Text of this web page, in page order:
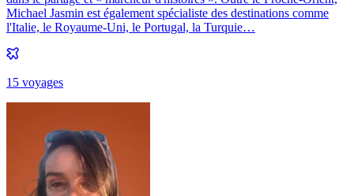
Michael Jasmin est également spécialiste des destinations comme
l'Italie, le Royaume-Uni, le Portugal, la Turquie…
15 voyages